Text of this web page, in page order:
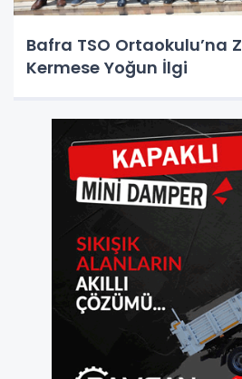
Bafra TSO Ortaokulu’na
Kermese Yoğun İlgi